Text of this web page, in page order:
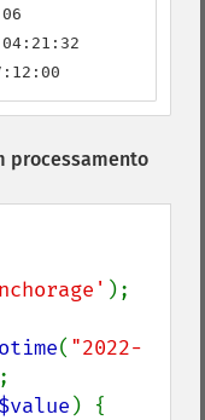
processamento
);
( "2022-
$value ) {